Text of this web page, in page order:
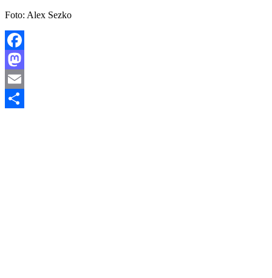
Foto: Alex Sezko
Facebook
Mastodon
Email